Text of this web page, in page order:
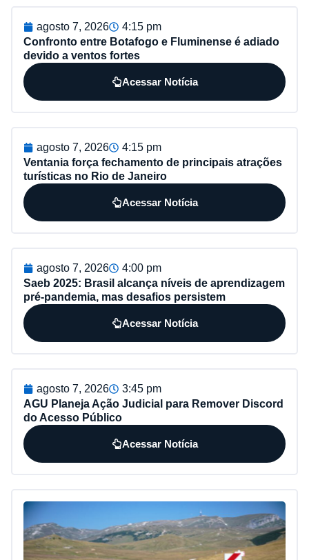
agosto 7, 2026
4:15 pm
Confronto entre Botafogo e Fluminense é adiado
devido a ventos fortes
Acessar Notícia
agosto 7, 2026
4:15 pm
Ventania força fechamento de principais atrações
turísticas no Rio de Janeiro
Acessar Notícia
agosto 7, 2026
4:00 pm
Saeb 2025: Brasil alcança níveis de aprendizagem
pré-pandemia, mas desafios persistem
Acessar Notícia
agosto 7, 2026
3:45 pm
AGU Planeja Ação Judicial para Remover Discord
do Acesso Público
Acessar Notícia